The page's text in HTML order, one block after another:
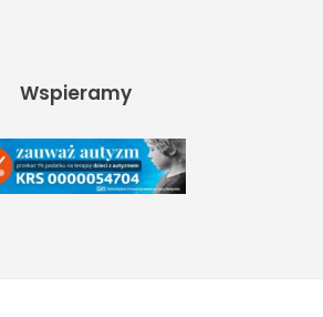
Wspieramy